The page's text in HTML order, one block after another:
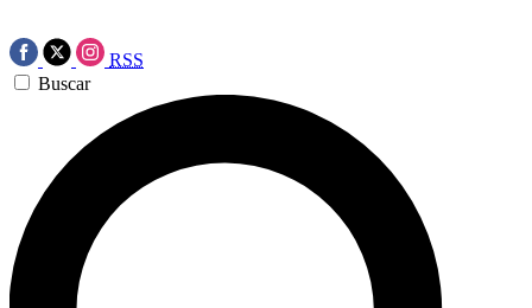
RSS
Buscar